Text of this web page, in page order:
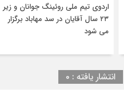
اردوی تیم ملی روئینگ جوانان و زیر
۲۳ سال آقایان در سد مهاباد برگزار
می شود
انتشار یافته : 0